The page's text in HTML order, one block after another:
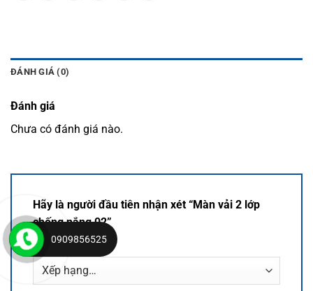
ĐÁNH GIÁ (0)
Đánh giá
Chưa có đánh giá nào.
Hãy là người đầu tiên nhận xét “Màn vải 2 lớp
chống nắng 02”
Đánh giá của bạn
0909856525